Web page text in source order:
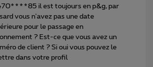
il est toujours en p&g, par
vous n'avez pas une date
pour le passage en
? Est-ce que vous avez un
de client ? Si oui vous pouvez le
dans votre profil